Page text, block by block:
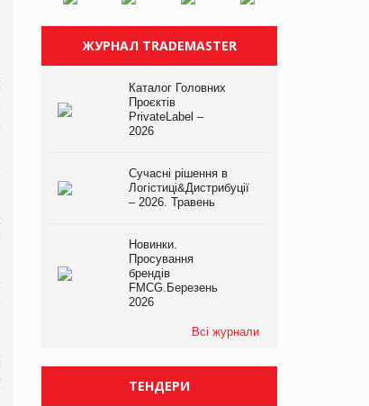
ЖУРНАЛ TRADEMASTER
Каталог Головних
Проєктів
PrivateLabel –
2026
Сучасні рішення в
Логістиці&Дистрибуції
– 2026. Травень
Новинки.
Просування
брендів
FMCG.Березень
2026
Всі журнали
ТЕНДЕРИ